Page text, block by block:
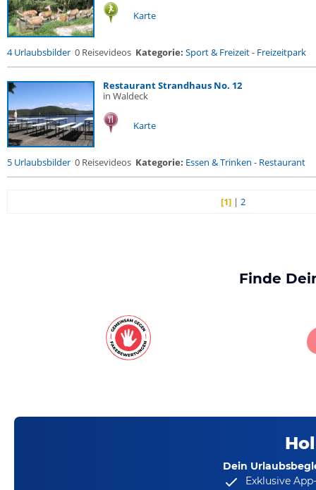
Karte
4 Urlaubsbilder 0 Reisevideos Kategorie: Sport & Freizeit- Freizeitpark
Restaurant Strandhaus No. 12
in Waldeck
Karte
5 Urlaubsbilder 0 Reisevideos Kategorie: Essen & Trinken - Restaurant
[1] |2
Finde
Dein
Exklusive